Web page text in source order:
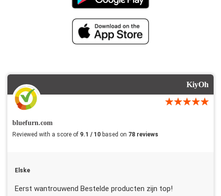
KiyOh
bluefurn.com
Reviewed with a score of 9.1 / 10 based on 78 reviews
Elske
Eerst wantrouwend Bestelde producten zijn top!